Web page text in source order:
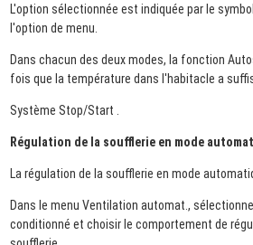
L'option sélectionnée est indiquée par le
l'option de menu.
Dans chacun des deux modes, la fonction
fois que la température dans l'habitacle a
Système Stop/Start .
Régulation de la soufflerie en mode
La régulation de la soufflerie en mode
Dans le menu Ventilation automat.,
conditionné et choisir le comportement de